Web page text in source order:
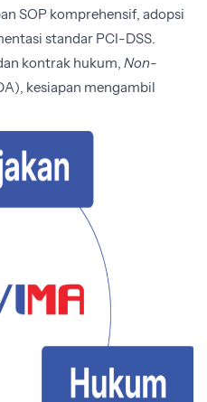
SOP komprehensif, adopsi
standar PCI-DSS.
kontrak hukum, Non-
kesiapan mengambil